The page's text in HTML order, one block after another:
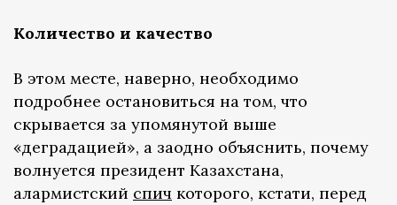
Количество и качество
В этом месте, наверно, необходимо
подробнее остановиться на том, что
скрывается за упомянутой выше
«деградацией», а заодно объяснить, почему
волнуется президент Казахстана,
алармистский спич которого, кстати, перед